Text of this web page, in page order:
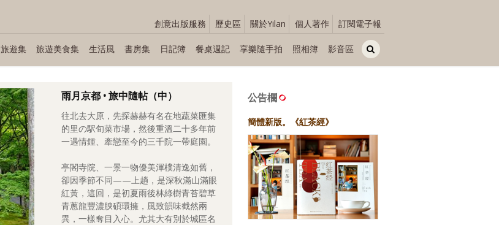
創意出版服務 歷史區 關於Yilan 個人著作 訂閱電子報
旅遊集 旅遊美食集 生活風 書房集 日記簿 餐桌週記 享樂隨手拍 照相簿 影音區
雨月京都 • 旅中隨帖（中）
往北去大原，先探赫赫有名在地蔬菜匯集
的里の駅旬菜市場，然後重溫二十多年前
一遇情鍾、牽戀至今的三千院一帶庭園。
亭閣寺院、一景一物優美渾樸清逸如舊，
卻因季節不同——上趟，是深秋滿山滿眼
紅黃，這回，是初夏雨後林綠樹青苔碧草
青蔥龍豐濃腴碩環擁，風致韻味截然兩
異，一樣奪目入心。尤其大有別於城區名
公告欄
簡體新版。《紅茶經》